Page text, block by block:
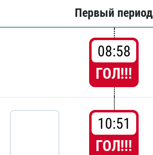
Первый период
08:58
ГОЛ!!!
10:51
ГОЛ!!!